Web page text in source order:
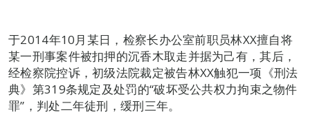
于2014年10月某日，检察长办公室前职员林XX擅自将
某一刑事案件被扣押的沉香木取走并据为己有，其后，
经检察院控诉，初级法院裁定被告林XX触犯一项《刑法
典》第319条规定及处罚的“破坏受公共权力拘束之物件
罪”，判处二年徒刑，缓刑三年。